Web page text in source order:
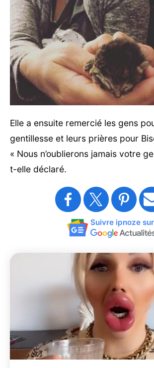
Elle a ensuite remercié les gens
gentillesse et leurs prières pour
« Nous n’oublierons jamais votre
t-elle déclaré.
Suivre ipnoze sur